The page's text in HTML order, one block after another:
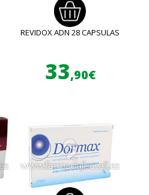
REVIDOX ADN 28 CAPSULAS
33,90€